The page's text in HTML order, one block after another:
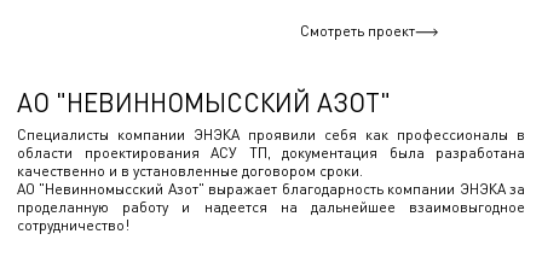
Смотреть проект
АО "НЕВИННОМЫССКИЙ АЗОТ"
Специалисты компании ЭНЭКА проявили себя как профессионалы в
области проектирования АСУ ТП, документация была разработана
качественно и в установленные договором сроки.
АО "Невинномысский Азот" выражает благодарность компании ЭНЭКА за
проделанную работу и надеется на дальнейшее взаимовыгодное
сотрудничество!